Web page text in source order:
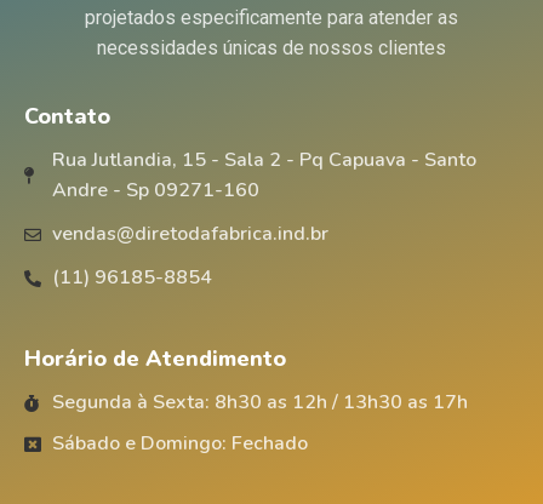
projetados especificamente para atender as
necessidades únicas de nossos clientes
Contato
Rua Jutlandia, 15 - Sala 2 - Pq Capuava - Santo
Andre - Sp 09271-160
vendas@diretodafabrica.ind.br
(11) 96185-8854
Horário de Atendimento
Segunda à Sexta: 8h30 as 12h / 13h30 as 17h
Sábado e Domingo: Fechado